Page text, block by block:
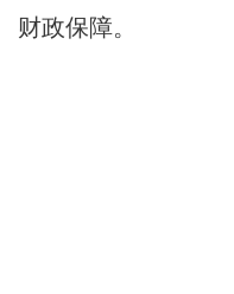
财政保障。